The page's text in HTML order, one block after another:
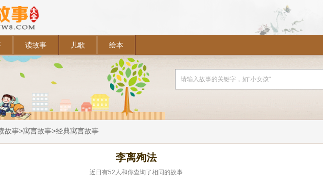
读故事 儿歌 绘本
故事>寓言故事>经典寓言故事
李离殉法
近日有52 人和你查询了相同的故事